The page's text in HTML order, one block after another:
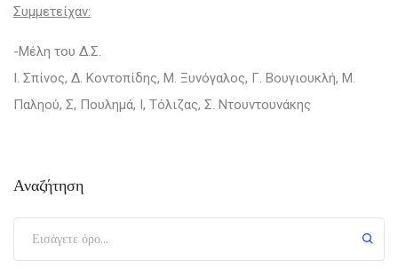
Συμμετείχαν:
-Μέλη του Δ.Σ.
Ι. Σπίνος, Δ. Κοντοπίδης, Μ. Ξυνόγαλος, Γ. Βουγιουκλή, Μ.
Παληού, Σ, Πουλημά, Ι, Τόλιζας, Σ. Ντουντουνάκης
Αναζήτηση